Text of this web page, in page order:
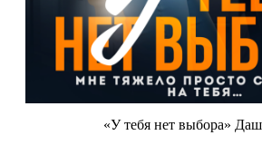
«У тебя нет выбора»